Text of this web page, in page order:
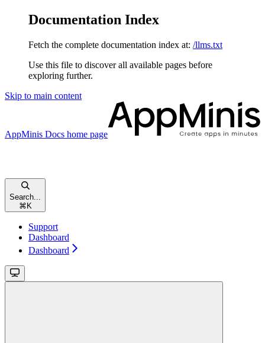
Documentation Index
Fetch the complete documentation index at: /llms.txt
Use this file to discover all available pages before
exploring further.
Skip to main content
AppMinis Docs home page
Search...
⌘ K
Support
Dashboard
Dashboard